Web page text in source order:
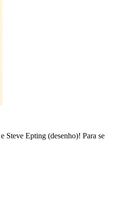
Steve Epting (desenho)! Para se